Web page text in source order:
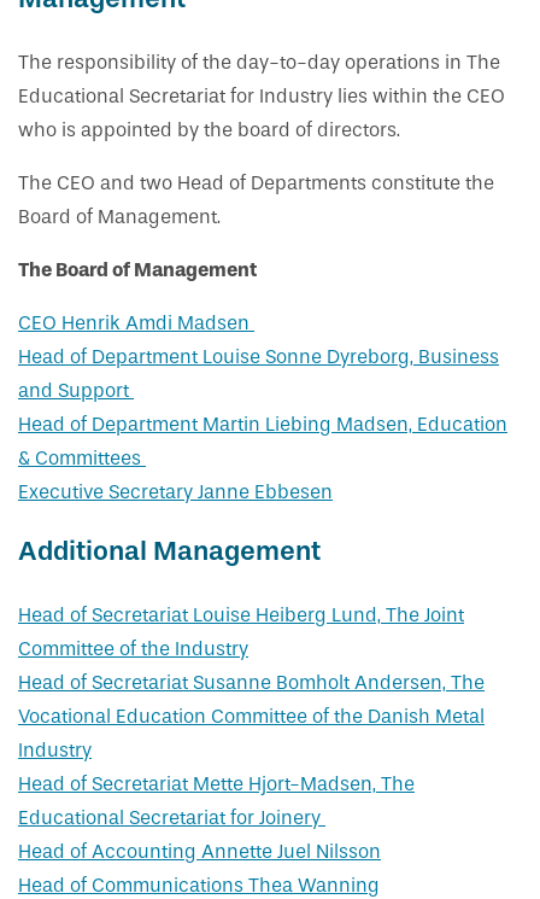
The responsibility of the day-to-day operations in The
Educational Secretariat for Industry lies within the CEO
who is appointed by the board of directors.
The CEO and two Head of Departments constitute the
Board of Management.
The Board of Management
CEO Henrik Amdi Madsen
Head of Department Louise Sonne Dyreborg, Business
and Support
Head of Department Martin Liebing Madsen, Education
& Committees
Executive Secretary Janne Ebbesen
Additional Management
Head of Secretariat Louise Heiberg Lund, The Joint
Committee of the Industry
Head of Secretariat Susanne Bomholt Andersen, The
Vocational Education Committee of the Danish Metal
Industry
Head of Secretariat Mette Hjort-Madsen, The
Educational Secretariat for Joinery
Head of Accounting Annette Juel Nilsson
Head of Communications Thea Wanning